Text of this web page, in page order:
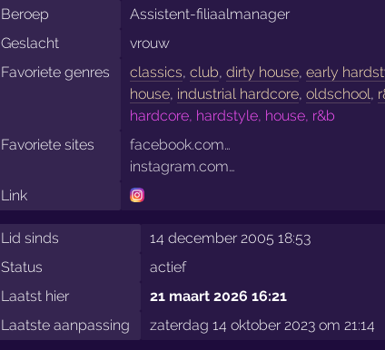
Beroep
Assistent-filiaalmanager
Geslacht
vrouw
Favoriete genres
classics,club,dirty house,early
house, industrial hardcore,oldschool,
hardcore, hardstyle, house, r&b
Favoriete sites
facebook.com…
instagram.com…
Link
Lid sinds
14 december 2005 18:53
Status
actief
Laatst hier
21 maart 2026 16:21
Laatste aanpassing
zaterdag 14 oktober 2023 om 21:14